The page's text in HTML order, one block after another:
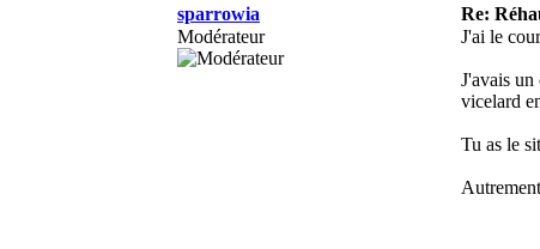
sparrowia Re:
Modérateur
J'ai le
J'avais
vicelard
Tu as le